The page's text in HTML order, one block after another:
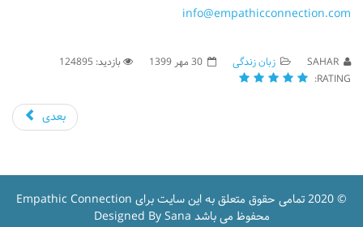
info@empathicconnection.com
SAHAR زبان زندگی 30 مهر 1399
بازدید: 124895
RATING:
بعدی
© 2020 تمامی حقوق متعلق به این سایت برای Empathic Connection
محفوظ می باشد Designed By Sana